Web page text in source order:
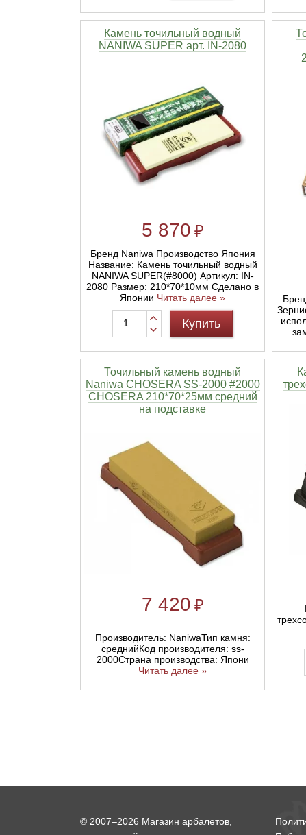
Камень точильный водный
NANIWA SUPER арт. IN-2080
5 870 ₽
Бренд Naniwa Производство Япония
Название: Камень точильный водный
NANIWA SUPER(#8000) Артикул: IN-
2080 Размер: 210*70*10мм Сделано в
Японии Читать далее »
Купить
Точильный камень водный
Naniwa CHOSERA SS-2000 #2000
CHOSERA 210*70*25мм средний
на подставке
7 420 ₽
Производитель: NaniwaТип камня:
среднийКод производителя: ss-
2000Страна производства: Япони
Читать далее »
© 2007–2026 Магазин арбалетов,